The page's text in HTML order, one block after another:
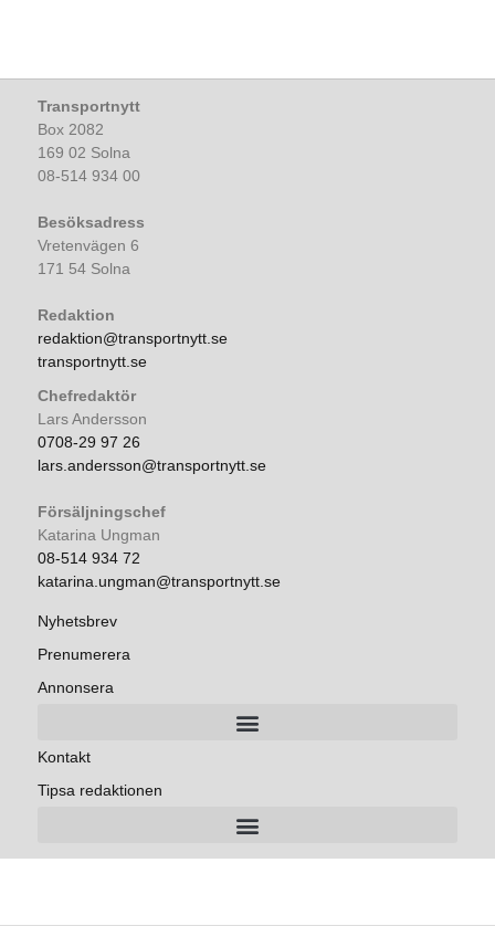
Transportnytt
Box 2082
169 02 Solna
08-514 934 00
Besöksadress
Vretenvägen 6
171 54 Solna
Redaktion
redaktion@transportnytt.se
transportnytt.se
Chefredaktör
Lars Andersson
0708-29 97 26
lars.andersson@transportnytt.se
Försäljningschef
Katarina Ungman
08-514 934 72
katarina.ungman@transportnytt.se
Nyhetsbrev
Prenumerera
Annonsera
Kontakt
Tipsa redaktionen